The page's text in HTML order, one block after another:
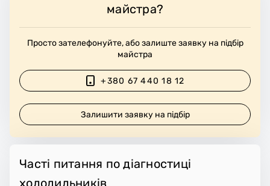
майстра?
Просто зателефонуйте, або залиште заявку на підбір
майстра
+380 67 440 18 12
Залишити заявку на підбір
Часті питання по діагностиці
холодильників